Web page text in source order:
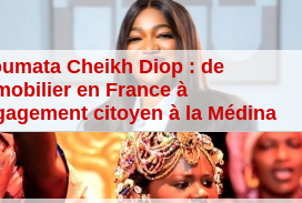
Cheikh Diop : de
en France à
citoyen à la Médina